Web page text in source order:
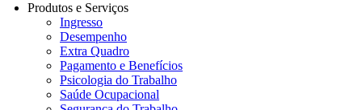
Produtos e Serviços
Ingresso
Desempenho
Extra Quadro
Pagamento e Benefícios
Psicologia do Trabalho
Saúde Ocupacional